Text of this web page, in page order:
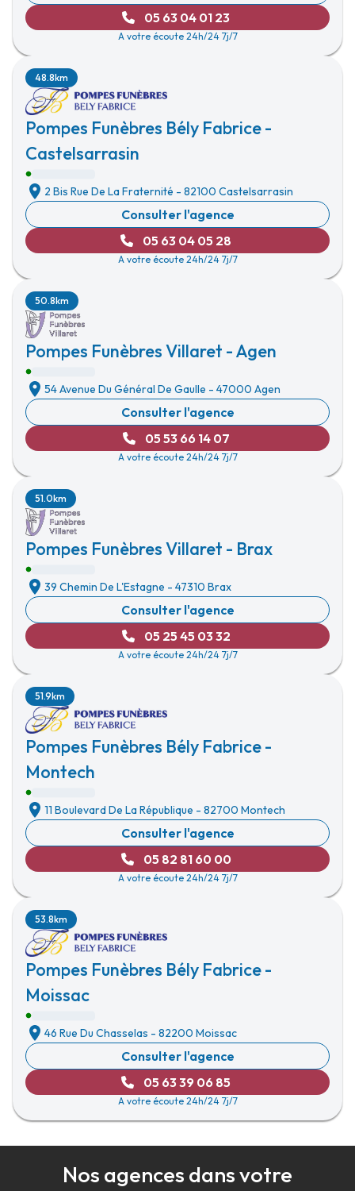
05 63 04 01 23
A votre écoute 24h/24 7j/7
Pompes Funèbres Bély Fabrice -
Castelsarrasin
48.8km
2 Bis Rue De La Fraternité - 82100 Castelsarrasin
Consulter l'agence
05 63 04 05 28
A votre écoute 24h/24 7j/7
Pompes Funèbres Villaret - Agen
50.8km
54 Avenue Du Général De Gaulle - 47000 Agen
Consulter l'agence
05 53 66 14 07
A votre écoute 24h/24 7j/7
Pompes Funèbres Villaret - Brax
51.0km
39 Chemin De L'Estagne - 47310 Brax
Consulter l'agence
05 25 45 03 32
A votre écoute 24h/24 7j/7
Pompes Funèbres Bély Fabrice -
Montech
51.9km
11 Boulevard De La République - 82700 Montech
Consulter l'agence
05 82 81 60 00
A votre écoute 24h/24 7j/7
Pompes Funèbres Bély Fabrice -
Moissac
53.8km
46 Rue Du Chasselas - 82200 Moissac
Consulter l'agence
05 63 39 06 85
A votre écoute 24h/24 7j/7
Nos agences dans votre